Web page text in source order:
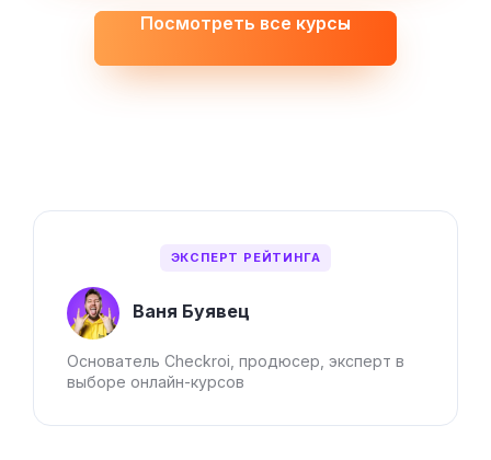
ЭКСПЕРТ РЕЙТИНГА
Ваня Буявец
Основатель Checkroi, продюсер, эксперт в
выборе онлайн-курсов
Посмотреть все курсы